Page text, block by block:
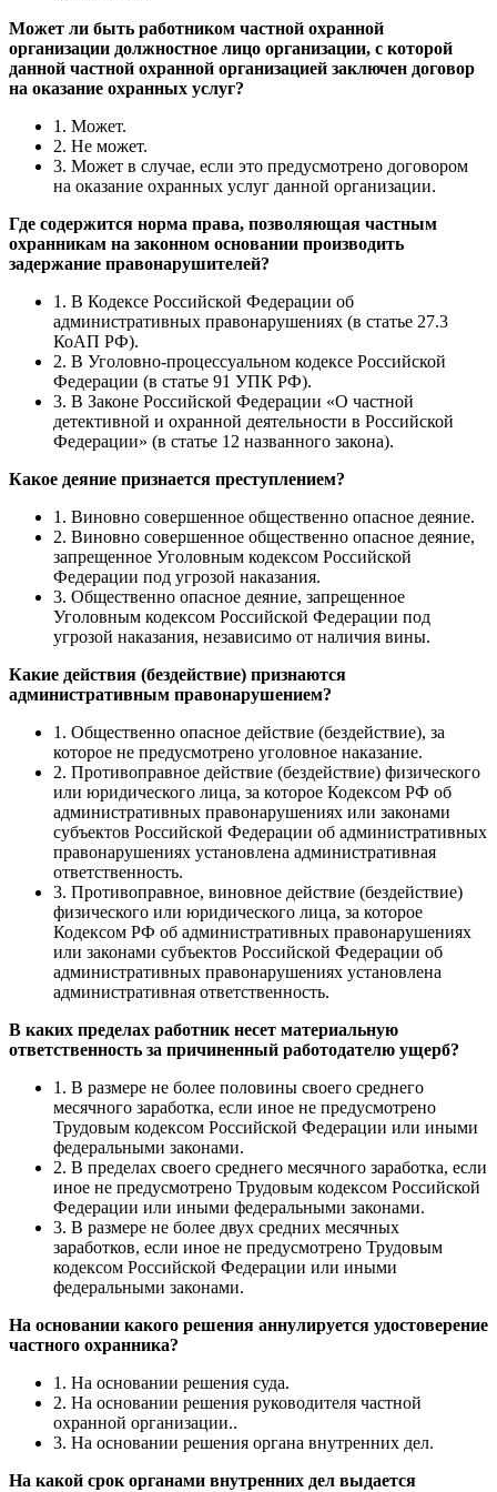
Может ли быть работником частной охранной
организации должностное лицо организации, с которой
данной частной охранной организацией заключен договор
на оказание охранных услуг?
1. Может.
2. Не может.
3. Может в случае, если это предусмотрено договором
на оказание охранных услуг данной организации.
Где содержится норма права, позволяющая частным
охранникам на законном основании производить
задержание правонарушителей?
1. В Кодексе Российской Федерации об
административных правонарушениях (в статье 27.3
КоАП РФ).
2. В Уголовно-процессуальном кодексе Российской
Федерации (в статье 91 УПК РФ).
3. В Законе Российской Федерации «О частной
детективной и охранной деятельности в Российской
Федерации» (в статье 12 названного закона).
Какое деяние признается преступлением?
1. Виновно совершенное общественно опасное деяние.
2. Виновно совершенное общественно опасное деяние,
запрещенное Уголовным кодексом Российской
Федерации под угрозой наказания.
3. Общественно опасное деяние, запрещенное
Уголовным кодексом Российской Федерации под
угрозой наказания, независимо от наличия вины.
Какие действия (бездействие) признаются
административным правонарушением?
1. Общественно опасное действие (бездействие), за
которое не предусмотрено уголовное наказание.
2. Противоправное действие (бездействие) физического
или юридического лица, за которое Кодексом РФ об
административных правонарушениях или законами
субъектов Российской Федерации об административных
правонарушениях установлена административная
ответственность.
3. Противоправное, виновное действие (бездействие)
физического или юридического лица, за которое
Кодексом РФ об административных правонарушениях
или законами субъектов Российской Федерации об
административных правонарушениях установлена
административная ответственность.
В каких пределах работник несет материальную
ответственность за причиненный работодателю ущерб?
1. В размере не более половины своего среднего
месячного заработка, если иное не предусмотрено
Трудовым кодексом Российской Федерации или иными
федеральными законами.
2. В пределах своего среднего месячного заработка, если
иное не предусмотрено Трудовым кодексом Российской
Федерации или иными федеральными законами.
3. В размере не более двух средних месячных
заработков, если иное не предусмотрено Трудовым
кодексом Российской Федерации или иными
федеральными законами.
На основании какого решения аннулируется удостоверение
частного охранника?
1. На основании решения суда.
2. На основании решения руководителя частной
охранной организации..
3. На основании решения органа внутренних дел.
На какой срок органами внутренних дел выдается